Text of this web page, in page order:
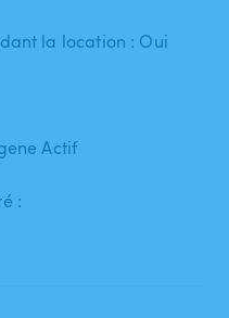
la location : Oui
Actif
: